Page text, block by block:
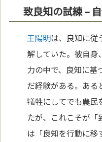
致良知の試練 –
王陽明は、良知に従
解していた。彼自身
力の中で、良知に基
だ経験がある。ある
犠牲にしてでも農民
たが、これこそが
は「良知を行動に移